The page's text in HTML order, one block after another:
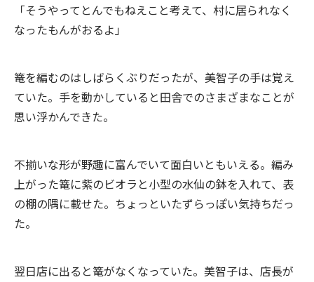
「そうやってとんでもねえこと考えて、村に居られなく
なったもんがおるよ」
篭を編むのはしばらくぶりだったが、美智子の手は覚え
ていた。手を動かしていると田舎でのさまざまなことが
思い浮かんできた。
不揃いな形が野趣に富んでいて面白いともいえる。編み
上がった篭に紫のビオラと小型の水仙の鉢を入れて、表
の棚の隅に載せた。ちょっといたずらっぽい気持ちだっ
た。
翌日店に出ると篭がなくなっていた。美智子は、店長が